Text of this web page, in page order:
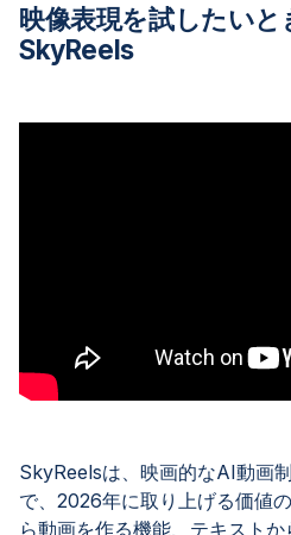
映像表現を試したい
SkyReels
SkyReelsは、映画的なAI動画
で、2026年に取り上げる価値
ら動画を作る機能、テキスト